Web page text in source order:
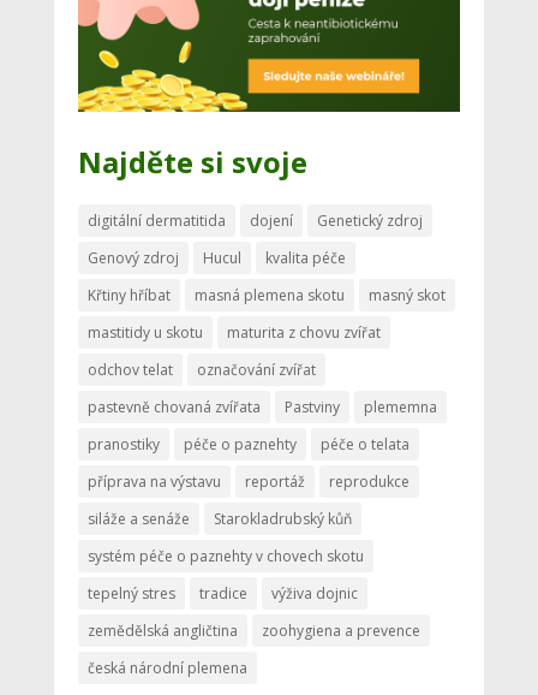
Najděte si svoje
digitální dermatitida dojení
Genetický zdroj
Genový zdroj
Hucul
kvalita péče
Křtiny hříbat
masná plemena skotu
masný skot
mastitidy u skotu
maturita z chovu zvířat
odchov telat
označování zvířat
pastevně chovaná zvířata
Pastviny
plememna
pranostiky
péče o paznehty
péče o telata
příprava na výstavu
reportáž
reprodukce
siláže a senáže
Starokladrubský kůň
systém péče o paznehty v chovech skotu
tepelný stres
tradice
výživa dojnic
zemědělská angličtina
zoohygiena a prevence
česká národní plemena